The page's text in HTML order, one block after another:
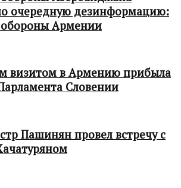
очередную дезинформацию:
Армении
визитом в Армению прибыла
Словении
Пашинян провел встречу с